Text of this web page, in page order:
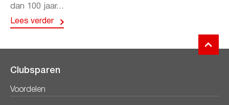
dan 100 jaar...
Lees verder
Clubsparen
Voordelen